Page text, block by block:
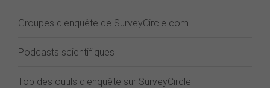
Groupes d'enquête de SurveyCircle.com
Podcasts scientifiques
Top des outils d'enquête sur SurveyCircle